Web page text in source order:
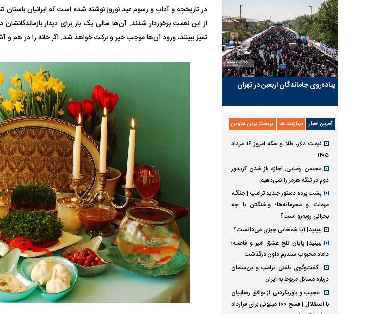
در تاریخچه و آداب و رسوم عید نوروز نوشته شده است که ایرانیان باستان
از این نعمت برخوردار شدند. آن‌ها سالی یک بار برای دیدار
تمیز ببینند، ورود آن‌ها موجب خیر و برکت خواهد شد. اگر خانه را در هم و
پیاده‌روی جاماندگان اربعین در تهران
آخرین اخبار پربازدید ها پربحث ترین عناوین
قیمت دلار، طلا و سکه امروز ۱۶ مرداد
۱۴۰۵
محسن رضایی: اجازه باز شدن کریدور
دوم در تنگه هرمز را نمی‌دهیم
پشت پرده دستور جدید ترامپ | جنگ،
مهمات و محرمانه‌ها؛ واشنگتن با چه
بحرانی روبه‌رو است؟
ببینید| آیا شمخانی چیزی می‌دانست؟
ببینید| پایان تلخ عشق امیر و فاطمه؛
داماد محبوب سندرم داون درگذشت
گفت‌وگوی تلفنی ترامپ و بن‌سلمان
درباره مسائل مربوط به ایران
عجیب و باورنکردنی از توافق رضاییان
با استقلال | فسخ ۱۰۰ میلیونی برای قرارداد